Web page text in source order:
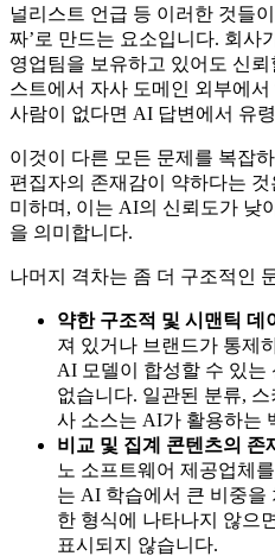
널리스트 언급 등 이러한 것들
짜’로 만드는 요소입니다. 회사
영업팀을 보유하고 있어도 신
스트에서 자사 도메인 외부에
사람이 없다면 AI 답변에서 유
이것이 다른 모든 문제를 복잡
편집자의 존재감이 약하다는
미하며, 이는 AI의 신뢰도가 낮
을 의미합니다.
나머지 격차는 좀 더 구조적인
약한 구조적 및 시맨틱 데
져 있거나 브랜드가 통제
AI 모델이 합성할 수 있는
없습니다. 일관된 분류,
사 소스는 AI가 활용하는
비교 및 집계 콘텐츠의 존
노 소프트웨어 제공업체
는 AI 학습에서 큰 비중을
한 형식에 나타나지 않으
표시되지 않습니다.